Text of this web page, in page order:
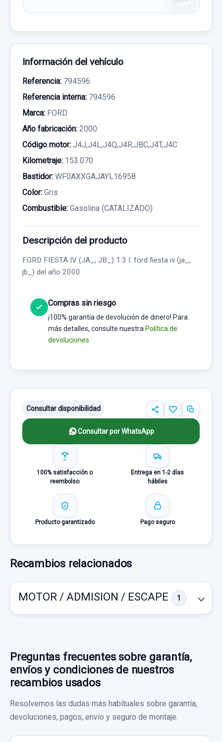
Información del vehículo
Referencia: 794596
Referencia interna: 794596
Marca: FORD
Año fabricación: 2000
Código motor: J4J,J4L,J4Q,J4R,JBC,J4T,J4C
Kilometraje: 153.070
Bastidor: WF0AXXGAJAYL16958
Color: Gris
Combustible: Gasolina (CATALIZADO)
Descripción del producto
FORD FIESTA IV (JA_, JB_) 1.3 I. ford fiesta iv (ja_,
jb_) del año 2000
Compras sin riesgo
¡100% garantía de devolución de dinero! Para
más detalles, consulte nuestra Política de
devoluciones
Consultar disponibilidad
Consultar por WhatsApp
100% satisfacción o
reembolso
Entrega en 1-2 días
hábiles
Producto garantizado Pago seguro
Recambios relacionados
MOTOR / ADMISION / ESCAPE 1
Preguntas frecuentes sobre garantía,
envíos y condiciones de nuestros
recambios usados
Resolvemos las dudas más habituales sobre garantía,
devoluciones, pagos, envío y seguro de montaje.